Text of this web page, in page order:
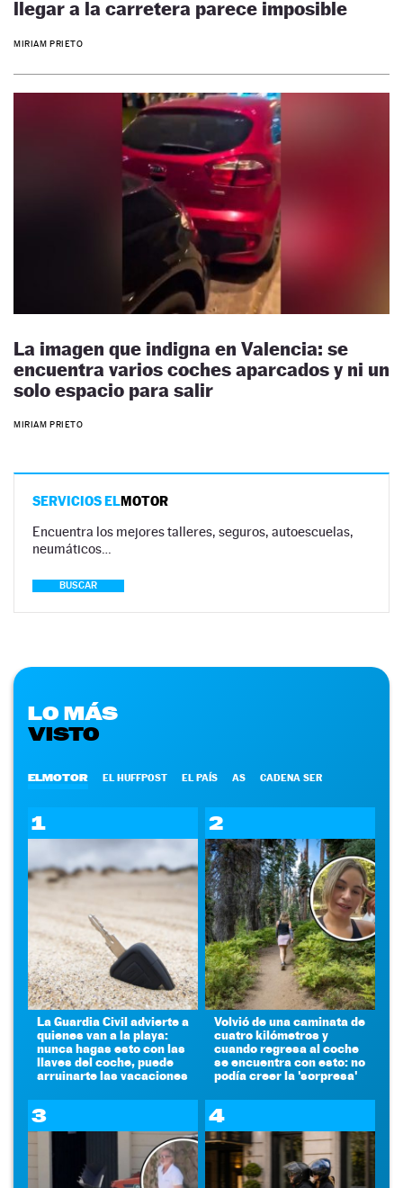
llegar a la carretera parece imposible
MIRIAM PRIETO
La imagen que indigna en Valencia: se
encuentra varios coches aparcados y ni un
solo espacio para salir
MIRIAM PRIETO
SERVICIOS ELMOTOR
Encuentra los mejores talleres, seguros, autoescuelas,
neumáticos…
BUSCAR
LO MÁS
VISTO
ELMOTOR EL HUFFPOST EL PAÍS AS CADENA SER
1
La Guardia Civil advierte a
quienes van a la playa:
nunca hagas esto con las
llaves del coche, puede
arruinarte las vacaciones
2
Volvió de una caminata de
cuatro kilómetros y
cuando regresa al coche
se encuentra con esto: no
podía creer la 'sorpresa'
3 4